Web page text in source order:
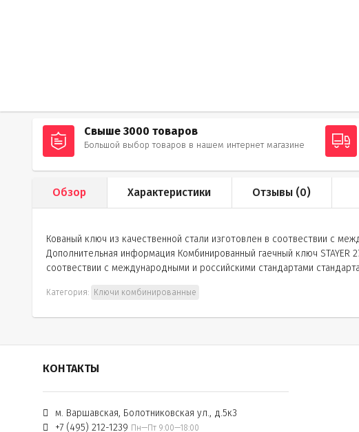
Свыше 3000 товаров
Большой выбор товаров в нашем интернет магазине
Обзор Характеристики Отзывы (0)
Кованый ключ из качественной стали изготовлен в соотвествии с
Дополнительная информация Комбинированный гаечный ключ
соотвествии с международными и российскими стандартами
Категория: Ключи комбинированные
КОНТАКТЫ
м. Варшавская, Болотниковская ул., д.5к3
+7 (495) 212-1239 Пн—Пт 9:00—18:00